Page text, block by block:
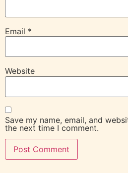
Email *
Website
Save my name, email, and
the next time I comment.